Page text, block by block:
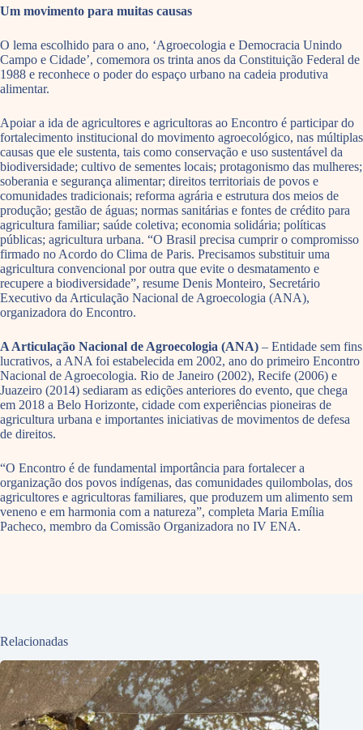
Um movimento para muitas causas
O lema escolhido para o ano, ‘Agroecologia e Democracia Unindo
Campo e Cidade’, comemora os trinta anos da Constituição Federal de
1988 e reconhece o poder do espaço urbano na cadeia produtiva
alimentar.
Apoiar a ida de agricultores e agricultoras ao Encontro é participar do
fortalecimento institucional do movimento agroecológico, nas múltiplas
causas que ele sustenta, tais como conservação e uso sustentável da
biodiversidade; cultivo de sementes locais; protagonismo das mulheres;
soberania e segurança alimentar; direitos territoriais de povos e
comunidades tradicionais; reforma agrária e estrutura dos meios de
produção; gestão de águas; normas sanitárias e fontes de crédito para
agricultura familiar; saúde coletiva; economia solidária; políticas
públicas; agricultura urbana. “O Brasil precisa cumprir o compromisso
firmado no Acordo do Clima de Paris. Precisamos substituir uma
agricultura convencional por outra que evite o desmatamento e
recupere a biodiversidade”, resume Denis Monteiro, Secretário
Executivo da Articulação Nacional de Agroecologia (ANA),
organizadora do Encontro.
A Articulação Nacional de Agroecologia (ANA) – Entidade sem fins
lucrativos, a ANA foi estabelecida em 2002, ano do primeiro Encontro
Nacional de Agroecologia. Rio de Janeiro (2002), Recife (2006) e
Juazeiro (2014) sediaram as edições anteriores do evento, que chega
em 2018 a Belo Horizonte, cidade com experiências pioneiras de
agricultura urbana e importantes iniciativas de movimentos de defesa
de direitos.
“O Encontro é de fundamental importância para fortalecer a
organização dos povos indígenas, das comunidades quilombolas, dos
agricultores e agricultoras familiares, que produzem um alimento sem
veneno e em harmonia com a natureza”, completa Maria Emília
Pacheco, membro da Comissão Organizadora no IV ENA.
Relacionadas